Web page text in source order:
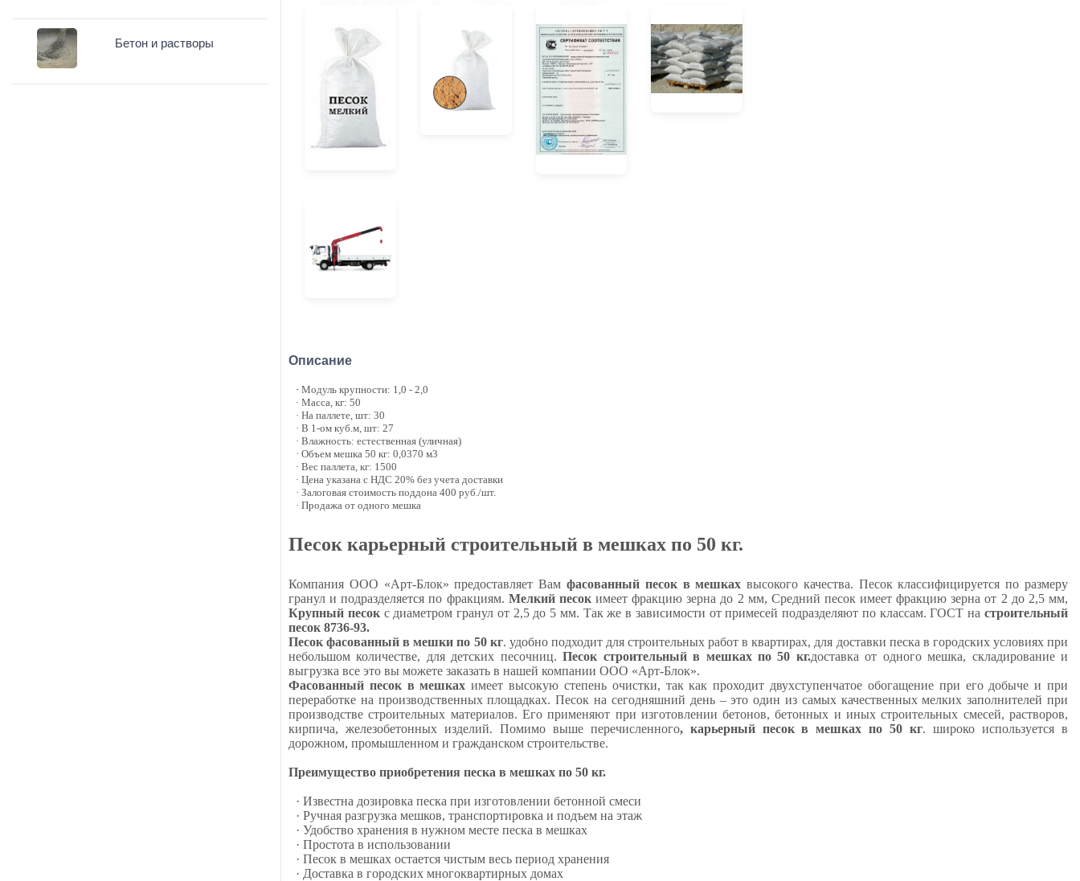
Описание
· Модуль крупности: 1,0 - 2,0
· Масса, кг: 50
· На паллете, шт: 30
· В 1-ом куб.м, шт: 27
· Влажность: естественная (уличная)
· Объем мешка 50 кг: 0,0370 м3
· Вес паллета, кг: 1500
· Цена указана с НДС 20% без учета доставки
· Залоговая стоимость поддона 400 руб./шт.
· Продажа от одного мешка
Песок карьерный строительный в мешках по 50 кг.
Компания ООО «Арт-Блок» предоставляет Вам фасованный песок в мешках высокого качества. Песок классифицируется по размеру
гранул и подразделяется по фракциям. Мелкий песокимеет фракцию зерна до 2 мм, Средний песок имеет фракцию зерна от 2 до 2,5 мм,
Крупный песокс диаметром гранул от 2,5 до 5 мм. Так же в зависимости от примесей подразделяют по классам. ГОСТ настроительный
песок 8736-93.
Песок фасованный в мешки по 50 кг. удобно подходит для строительных работ в квартирах, для доставки песка в городских условиях при
небольшом количестве, для детских песочниц.Песок строительный в мешках по 50 кг.доставка от одного мешка, складирование и
выгрузка все это вы можете заказать в нашей компании ООО «Арт-Блок».
Фасованный песок в мешках имеет высокую степень очистки, так как проходит двухступенчатое обогащение при его добыче и при
переработке на производственных площадках. Песок на сегодняшний день – это один из самых качественных мелких заполнителей при
производстве строительных материалов. Его применяют при изготовлении бетонов, бетонных и иных строительных смесей, растворов,
кирпича, железобетонных изделий. Помимо выше перечисленного, карьерный песок в мешках по 50 кг. широко используется в
дорожном, промышленном и гражданском строительстве.
Преимущество приобретения песка в мешках по 50 кг.
· Известна дозировка песка при изготовлении бетонной смеси
· Ручная разгрузка мешков, транспортировка и подъем на этаж
· Удобство хранения в нужном месте песка в мешках
· Простота в использовании
· Песок в мешках остается чистым весь период хранения
· Доставка в городских многоквартирных домах
Бетон и растворы